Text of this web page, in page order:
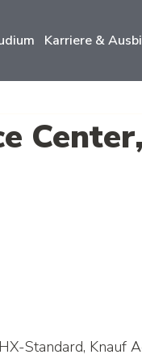
Karriere &
Standard, Knauf